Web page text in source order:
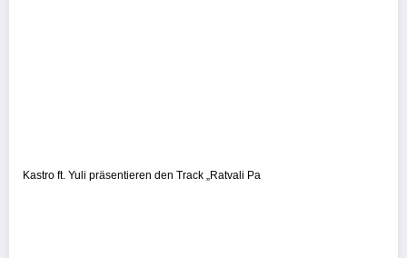
Kastro ft. Yuli präsentieren den Track „Ratvali Pa